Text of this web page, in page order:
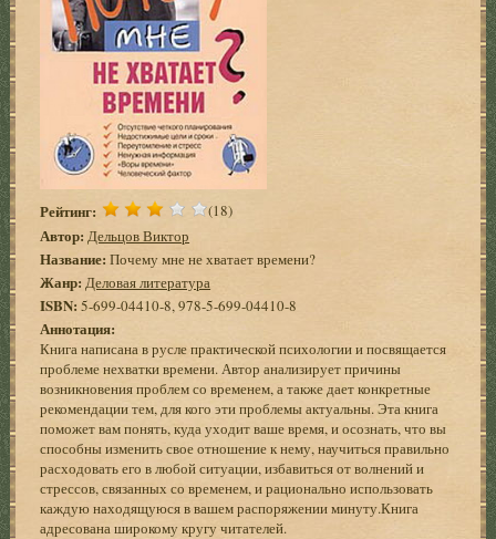
Рейтинг: (18)
Автор: Дельцов Виктор
Название: Почему мне не хватает времени?
Жанр: Деловая литература
ISBN: 5-699-04410-8, 978-5-699-04410-8
Аннотация:
Книга написана в русле практической психологии и посвящается
проблеме нехватки времени. Автор анализирует причины
возникновения проблем со временем, а также дает конкретные
рекомендации тем, для кого эти проблемы актуальны. Эта книга
поможет вам понять, куда уходит ваше время, и осознать, что вы
способны изменить свое отношение к нему, научиться правильно
расходовать его в любой ситуации, избавиться от волнений и
стрессов, связанных со временем, и рационально использовать
каждую находящуюся в вашем распоряжении минуту.Книга
адресована широкому кругу читателей.